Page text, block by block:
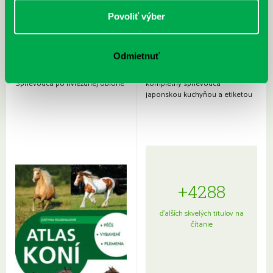
Povoliť výber
Odmietnuť
Sprievodca po hviezdnej oblohe
kompletný sprievodca
japonskou kuchyňou a etiketou
+4288
ďalších skvelých titulov na
čítanie